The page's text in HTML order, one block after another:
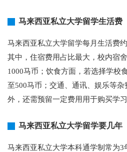
马来西亚私立大学留学生活费
马来西亚私立大学留学每月生活费
其中，住宿费用占比最大，校内宿
1000马币；饮食方面，若选择学校
至500马币；交通、通讯、娱乐等
外，还需预留一定费用用于购买学
马来西亚私立大学留学要几年
马来西亚私立大学本科通学制常为